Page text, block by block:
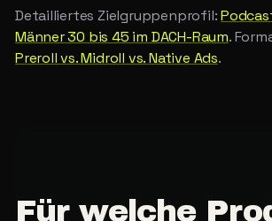
Detailliertes Zielgruppenprofil:
Männer 30 bis 45 im DACH-Raum.
Preroll vs. Midroll vs. Native Ads.
Für welche